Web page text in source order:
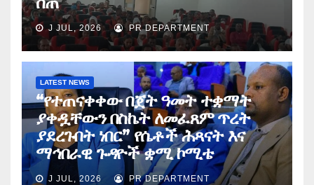
J JUL, 2026 PR DEPARTMENT
LATEST NEWS
“የተጠናቀቀው በጀት ዓመት ተቋማት
ያቀዷቸውን በስኬት ለመፈጸም ጥረት
ያደረጉበት ነበር” የሴቶች ሕጻናት እና
ማኅበራዊ ጉዳዮች ቋሚ ኮሚቴ
J JUL, 2026 PR DEPARTMENT